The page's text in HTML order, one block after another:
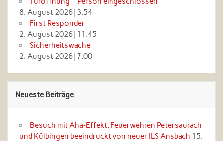
8. August 2026| 3:54
First Responder
2. August 2026| 11:45
Sicherheitswache
2. August 2026| 7:00
Neueste Beiträge
Besuch mit Aha‑Effekt: Feuerwehren Petersaurach
und Külbingen beeindruckt von neuer ILS Ansbach 15.